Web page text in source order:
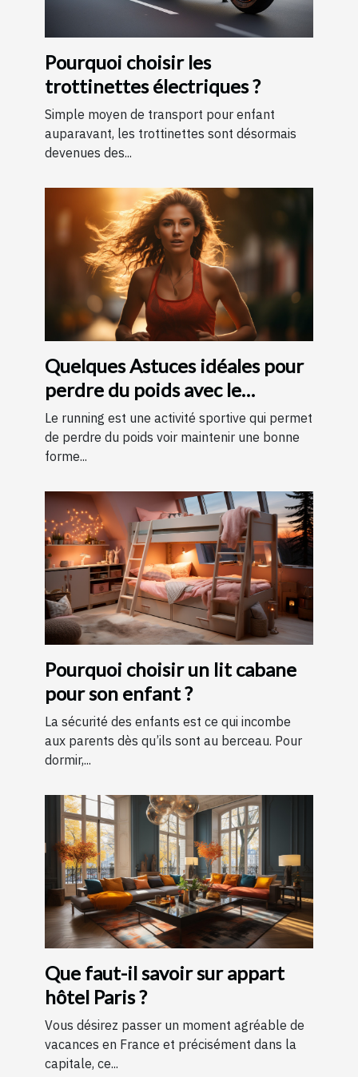
Pourquoi choisir les
trottinettes électriques ?
Simple moyen de transport pour enfant
auparavant, les trottinettes sont désormais
devenues des...
Quelques Astuces idéales pour
perdre du poids avec le
running ?
Le running est une activité sportive qui permet
de perdre du poids voir maintenir une bonne
forme...
Pourquoi choisir un lit cabane
pour son enfant ?
La sécurité des enfants est ce qui incombe
aux parents dès qu’ils sont au berceau. Pour
dormir,...
Que faut-il savoir sur appart
hôtel Paris ?
Vous désirez passer un moment agréable de
vacances en France et précisément dans la
capitale, ce...